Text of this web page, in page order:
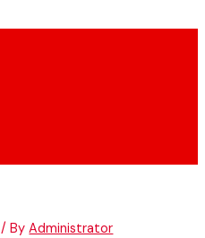
/ ByAdministrator